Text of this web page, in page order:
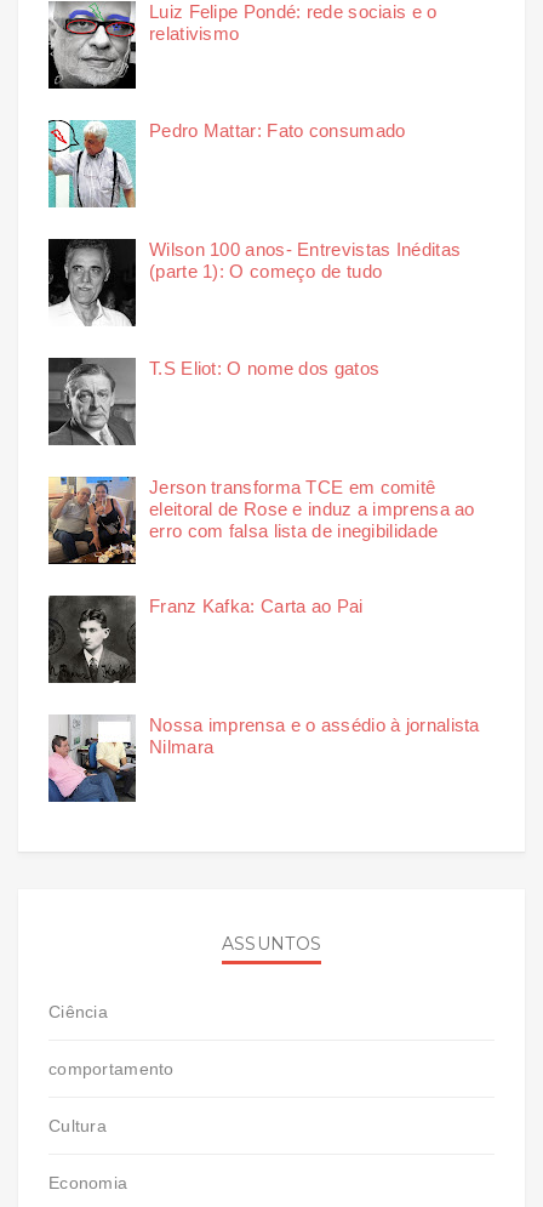
Luiz Felipe Pondé: rede sociais e o
relativismo
Pedro Mattar: Fato consumado
Wilson 100 anos- Entrevistas Inéditas
(parte 1): O começo de tudo
T.S Eliot: O nome dos gatos
Jerson transforma TCE em comitê
eleitoral de Rose e induz a imprensa ao
erro com falsa lista de inegibilidade
Franz Kafka: Carta ao Pai
Nossa imprensa e o assédio à jornalista
Nilmara
ASSUNTOS
Ciência
comportamento
Cultura
Economia